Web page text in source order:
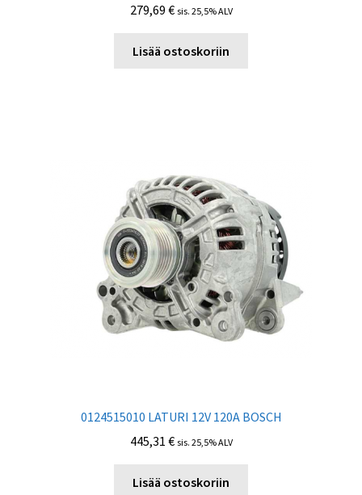
279,69 € sis. 25,5% ALV
Lisää ostoskoriin
0124515010 LATURI 12V 120A BOSCH
445,31 € sis. 25,5% ALV
Lisää ostoskoriin